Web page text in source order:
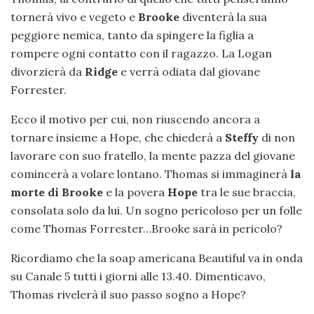
tornerà vivo e vegeto e Brooke diventerà la sua
peggiore nemica, tanto da spingere la figlia a
rompere ogni contatto con il ragazzo. La Logan
divorzierà da Ridge e verrà odiata dal giovane
Forrester.
Ecco il motivo per cui, non riuscendo ancora a
tornare insieme a Hope, che chiederà a Steffy di non
lavorare con suo fratello, la mente pazza del giovane
comincerà a volare lontano. Thomas si immaginerà la
morte di Brooke e la povera Hope tra le sue braccia,
consolata solo da lui. Un sogno pericoloso per un folle
come Thomas Forrester…Brooke sarà in pericolo?
Ricordiamo che la soap americana Beautiful va in onda
su Canale 5 tutti i giorni alle 13.40. Dimenticavo,
Thomas rivelerà il suo passo sogno a Hope?